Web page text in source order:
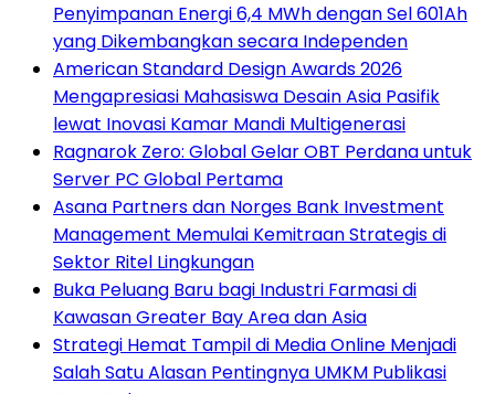
Penyimpanan Energi 6,4 MWh dengan Sel 601Ah
yang Dikembangkan secara Independen
American Standard Design Awards 2026
Mengapresiasi Mahasiswa Desain Asia Pasifik
lewat Inovasi Kamar Mandi Multigenerasi
Ragnarok Zero: Global Gelar OBT Perdana untuk
Server PC Global Pertama
Asana Partners dan Norges Bank Investment
Management Memulai Kemitraan Strategis di
Sektor Ritel Lingkungan
Buka Peluang Baru bagi Industri Farmasi di
Kawasan Greater Bay Area dan Asia
Strategi Hemat Tampil di Media Online Menjadi
Salah Satu Alasan Pentingnya UMKM Publikasi